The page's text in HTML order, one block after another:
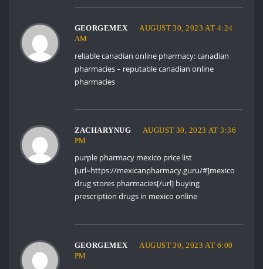
GEORGEMEX
AUGUST 30, 2023 AT 4:24
AM
reliable canadian online pharmacy:canadian
pharmacies– reputable canadian online
pharmacies
ZACHARYNUG
AUGUST 30, 2023 AT 3:36
PM
purple pharmacy mexico price list
[url=https://mexicanpharmacy.guru/#]mexico
drug stores pharmacies[/url] buying
prescription drugs in mexico online
GEORGEMEX
AUGUST 30, 2023 AT 6:00
PM